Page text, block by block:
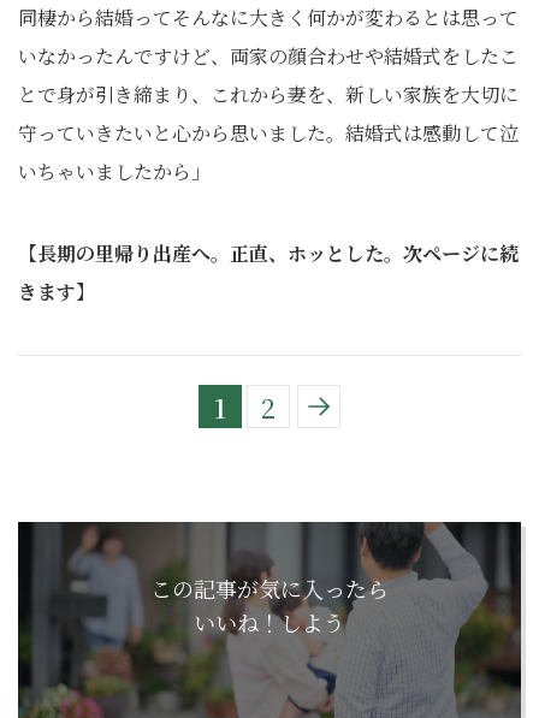
同棲から結婚ってそんなに大きく何かが変わるとは思って
いなかったんですけど、両家の顔合わせや結婚式をしたこ
とで身が引き締まり、これから妻を、新しい家族を大切に
守っていきたいと心から思いました。結婚式は感動して泣
いちゃいましたから」
【長期の里帰り出産へ。正直、ホッとした。次ページに続
きます】
1 2
この記事が気に入ったら
いいね！しよう